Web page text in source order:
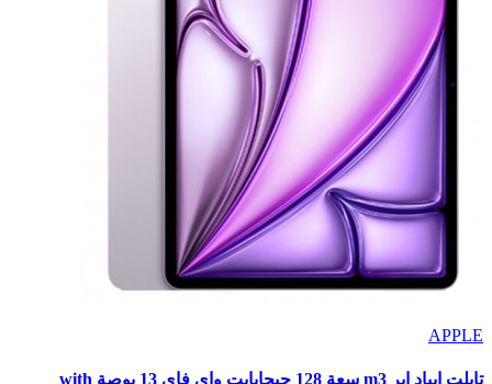
APPLE
تابلت ايباد اير m3 سعة 128 جيجابايت واى فاى 13 بوصة with